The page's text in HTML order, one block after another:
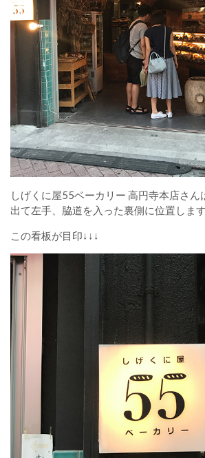
しげくに屋55ベーカリー 高円寺本店さん
出て左手、脇道を入った裏側に位置します
この看板が目印↓↓↓